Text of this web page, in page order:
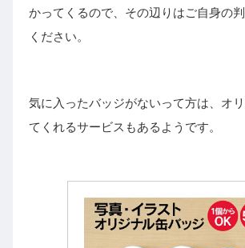
かってくるので、その辺りはご自身の
ください。
気に入ったバッジがないって方は、オ
てくれるサービスもあるようです。